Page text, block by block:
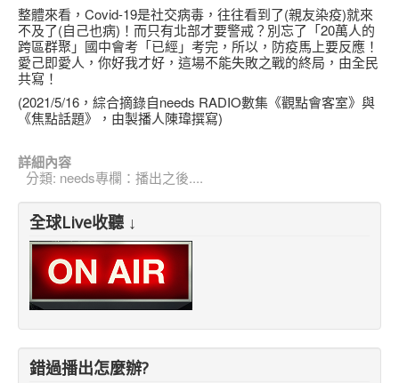
整體來看，Covid-19是社交病毒，往往看到了(親友染疫)就來
不及了(自己也病)！而只有北部才要警戒？別忘了「20萬人的
跨區群聚」國中會考「已經」考完，所以，防疫馬上要反應！
愛己即愛人，你好我才好，這場不能失敗之戰的終局，由全民
共寫！
(2021/5/16，綜合摘錄自needs RADIO數集《觀點會客室》與
《焦點話題》，由製播人陳瑋撰寫)
詳細內容
分類: needs專欄：播出之後....
全球Live收聽 ↓
錯過播出怎麼辦?